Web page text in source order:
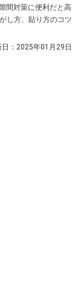
間対策に便利だと高
し方、貼り方のコツ
： 2025年01月29日